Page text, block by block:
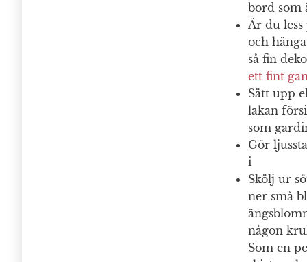
bord som
Är du
och
så fin
ett fint
Sätt upp
lakan
som
Gör
i
Skölj ur
ner små
någon
Som en